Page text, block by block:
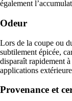
également
Odeur
Lors de la coupe ou
subtilement épicée,
disparaît rapidement
applications
Provenance et